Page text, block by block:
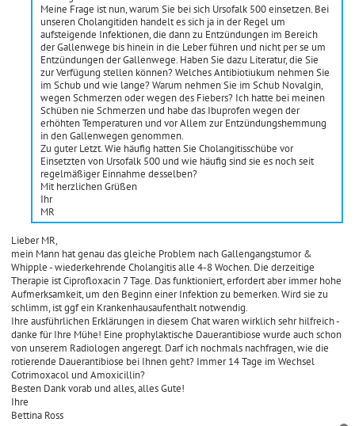
Meine Frage ist nun, warum Sie bei sich Ursofalk 500 einsetzen. Bei
unseren Cholangitiden handelt es sich ja in der Regel um
aufsteigende Infektionen, die dann zu Entzündungen im Bereich
der Gallenwege bis hinein in die Leber führen und nicht per se um
Entzündungen der Gallenwege. Haben Sie dazu Literatur, die Sie
zur Verfügung stellen können? Welches Antibiotiukum nehmen Sie
im Schub und wie lange? Warum nehmen Sie im Schub Novalgin,
wegen Schmerzen oder wegen des Fiebers? Ich hatte bei meinen
Schüben nie Schmerzen und habe das Ibuprofen wegen der
erhöhten Temperaturen und vor Allem zur Entzündungshemmung
in den Gallenwegen genommen.
Zu guter Letzt. Wie häufig hatten Sie Cholangitisschübe vor
Einsetzten von Ursofalk 500 und wie häufig sind sie es noch seit
regelmäßiger Einnahme desselben?
Mit herzlichen Grüßen
Ihr
MR
Lieber MR,
mein Mann hat genau das gleiche Problem nach Gallengangstumor &
Whipple - wiederkehrende Cholangitis alle 4-8 Wochen. Die derzeitige
Therapie ist Ciprofloxacin 7 Tage. Das funktioniert, erfordert aber immer hohe
Aufmerksamkeit, um den Beginn einer Infektion zu bemerken. Wird sie zu
schlimm, ist ggf ein Krankenhausaufenthalt notwendig.
Ihre ausführlichen Erklärungen in diesem Chat waren wirklich sehr hilfreich -
danke für Ihre Mühe! Eine prophylaktische Dauerantibiose wurde auch schon
von unserem Radiologen angeregt. Darf ich nochmals nachfragen, wie die
rotierende Dauerantibiose bei Ihnen geht? Immer 14 Tage im Wechsel
Cotrimoxacol und Amoxicillin?
Besten Dank vorab und alles, alles Gute!
Ihre
Bettina Ross